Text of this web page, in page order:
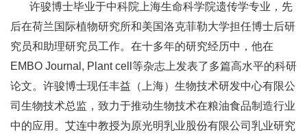
许骏博士毕业于中科院上海生命科学院遗传学专业，先
后在荷兰国际植物研究所和美国洛克菲勒大学担任博士后研
究员和助理研究员工作。在十多年的研究经历中，他在
EMBO Journal, Plant cell等杂志上发表了多篇高水平的科研
论文。许骏博士现任丰益（上海）生物技术研发中心有限公
司生物技术总监，致力于推动生物技术在粮油食品制造行业
中的应用。艾连中教授为原光明乳业股份有限公司乳业研究